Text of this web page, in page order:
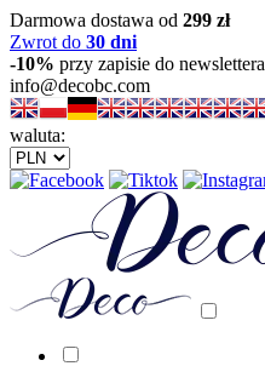
Darmowa dostawa od 299 zł
Zwrot do 30 dni
-10% przy zapisie do newslettera
info@decobc.com
waluta: